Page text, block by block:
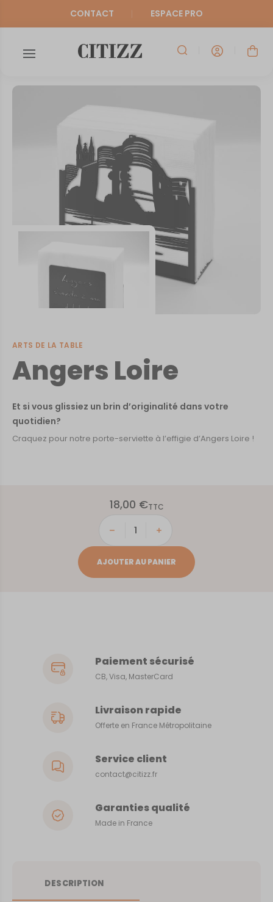
CONTACT ESPACE PRO
ARTS DE LA TABLE
Angers Loire
Et si vous glissiez un brin d’originalité dans votre
quotidien?
Craquez pour notre porte-serviette à l’effigie d’Angers Loire !
18,00 €TTC
quantité
Angers
AJOUTER AU PANIER
Paiement sécurisé
CB, Visa, MasterCard
Livraison rapide
Offerte en France Métropolitaine
Service client
contact@citizz.fr
Garanties qualité
Made in France
DESCRIPTION